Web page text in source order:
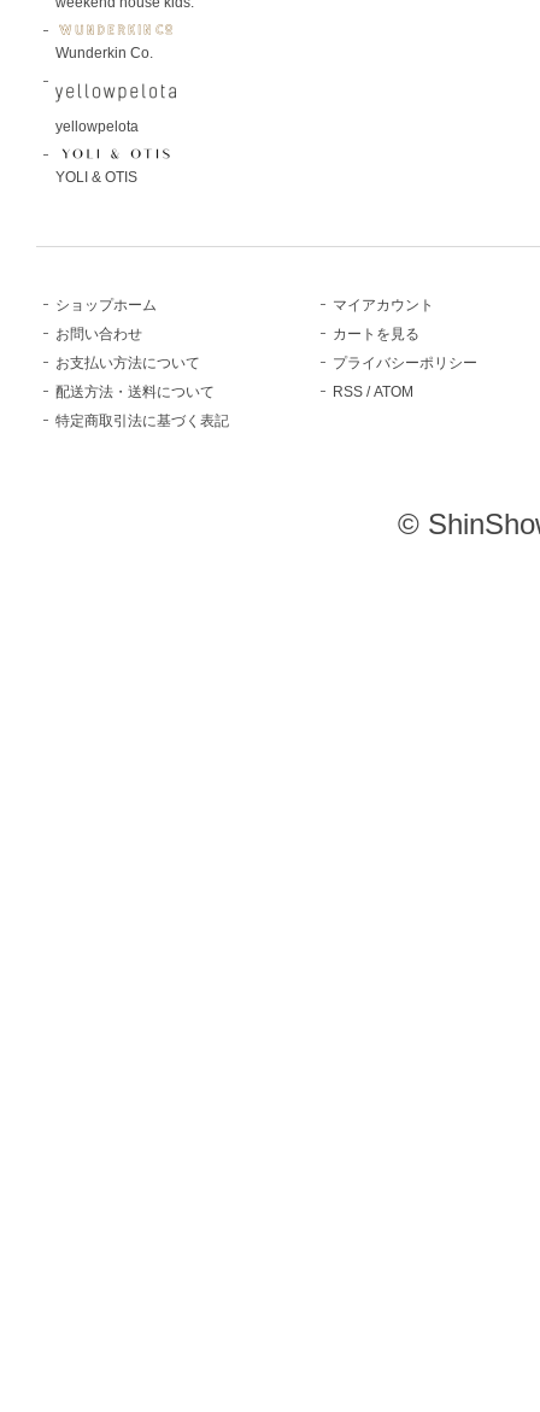
Wunderkin Co.
yellowpelota
YOLI & OTIS
ショップホーム
お問い合わせ
お支払い方法について
配送方法・送料について
特定商取引法に基づく表記
マイアカウント
カートを見る
プライバシーポリシー
RSS /ATOM
©